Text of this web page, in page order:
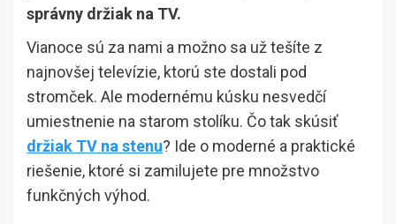
správny držiak na TV.
Vianoce sú za nami a možno sa už tešíte z
najnovšej televízie, ktorú ste dostali pod
stromček. Ale modernému kúsku nesvedčí
umiestnenie na starom stolíku. Čo tak skúsiť
držiak TV na stenu? Ide o moderné a praktické
riešenie, ktoré si zamilujete pre množstvo
funkčných výhod.